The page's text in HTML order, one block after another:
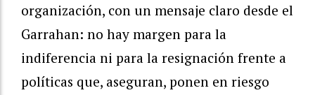
organización, con un mensaje claro desde el
Garrahan: no hay margen para la
indiferencia ni para la resignación frente a
políticas que, aseguran, ponen en riesgo